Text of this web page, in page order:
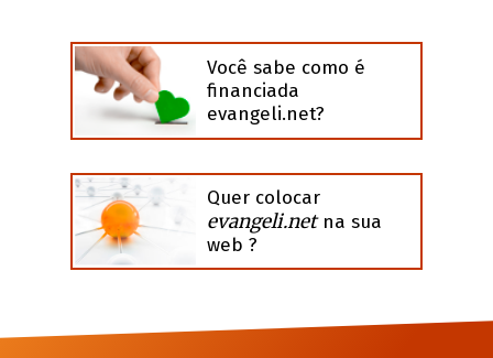
Você sabe como é
financiada
evangeli.net?
Quer colocar
evangeli.netna sua
web ?